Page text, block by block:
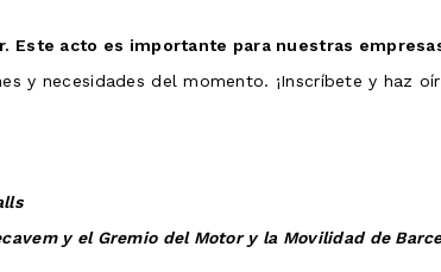
Este acto es importante para nuestras
y necesidades del momento. ¡Inscríbete y haz
y el Gremio del Motor y la Movilidad de